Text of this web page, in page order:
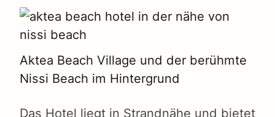
Aktea Beach Village und der berühmte
Nissi Beach im Hintergrund
Das Hotel liegt in Strandnähe und bietet